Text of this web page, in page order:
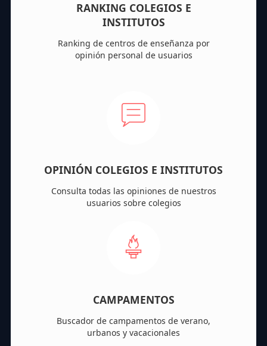
RANKING COLEGIOS E
INSTITUTOS
Ranking de centros de enseñanza por
opinión personal de usuarios
OPINIÓN COLEGIOS E INSTITUTOS
Consulta todas las opiniones de nuestros
usuarios sobre colegios
CAMPAMENTOS
Buscador de campamentos de verano,
urbanos y vacacionales